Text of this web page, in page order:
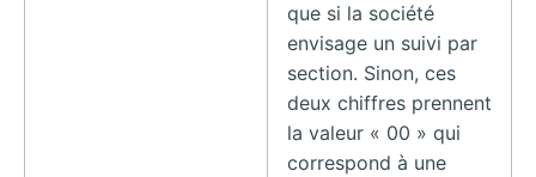
que si la société
envisage un suivi par
section. Sinon, ces
deux chiffres prennent
la valeur « 00 » qui
correspond à une